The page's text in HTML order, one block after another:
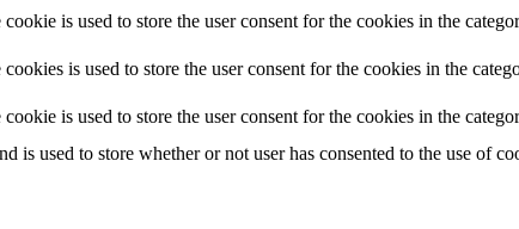
is used to store the user consent for the cookies in the
is used to store the user consent for the cookies in the
is used to store the user consent for the cookies in the
used to store whether or not user has consented to the use of